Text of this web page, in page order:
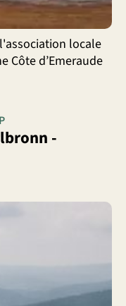
locale
Côte d’Emeraude
-